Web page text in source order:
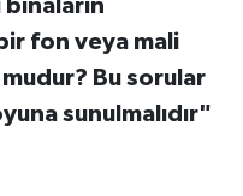
fon veya mali
Bu sorular
sunulmalıdır"